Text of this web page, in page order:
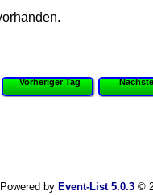
Vorheriger Tag
Powered by Event-List 5.0.3©